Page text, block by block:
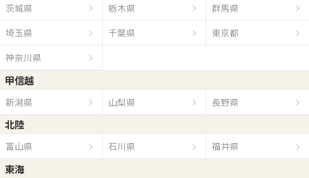
茨城県 栃木県
群馬県
埼玉県
千葉県
東京都
神奈川県
甲信越
新潟県 山梨県 長野県
北陸
富山県 石川県 福井県
東海